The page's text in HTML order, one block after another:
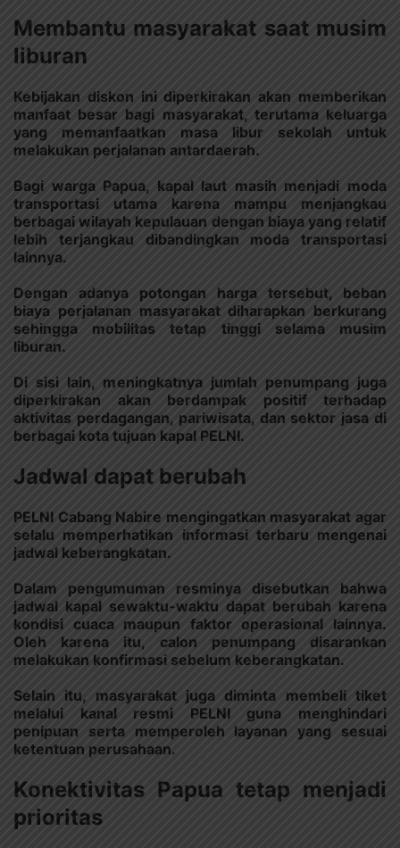
Membantu masyarakat saat musim
liburan
Kebijakan diskon ini diperkirakan akan memberikan
manfaat besar bagi masyarakat, terutama keluarga
yang memanfaatkan masa libur sekolah untuk
melakukan perjalanan antardaerah.
Bagi warga Papua, kapal laut masih menjadi moda
transportasi utama karena mampu menjangkau
berbagai wilayah kepulauan dengan biaya yang relatif
lebih terjangkau dibandingkan moda transportasi
lainnya.
Dengan adanya potongan harga tersebut, beban
biaya perjalanan masyarakat diharapkan berkurang
sehingga mobilitas tetap tinggi selama musim
liburan.
Di sisi lain, meningkatnya jumlah penumpang juga
diperkirakan akan berdampak positif terhadap
aktivitas perdagangan, pariwisata, dan sektor jasa di
berbagai kota tujuan kapal PELNI.
Jadwal dapat berubah
PELNI Cabang Nabire mengingatkan masyarakat agar
selalu memperhatikan informasi terbaru mengenai
jadwal keberangkatan.
Dalam pengumuman resminya disebutkan bahwa
jadwal kapal sewaktu-waktu dapat berubah karena
kondisi cuaca maupun faktor operasional lainnya.
Oleh karena itu, calon penumpang disarankan
melakukan konfirmasi sebelum keberangkatan.
Selain itu, masyarakat juga diminta membeli tiket
melalui kanal resmi PELNI guna menghindari
penipuan serta memperoleh layanan yang sesuai
ketentuan perusahaan.
Konektivitas Papua tetap menjadi
prioritas